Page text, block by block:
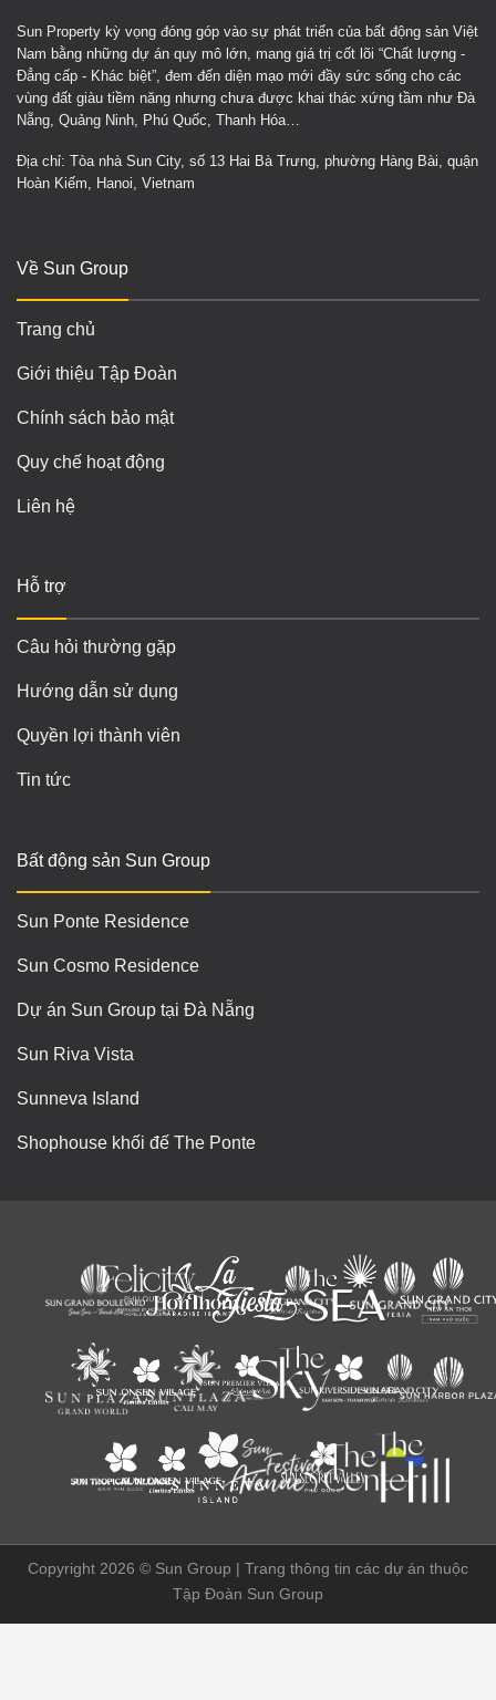
Sun Property kỳ vọng đóng góp vào sự phát triển của bất động sản Việt
Nam bằng những dự án quy mô lớn, mang giá trị cốt lõi “Chất lượng -
Đẳng cấp - Khác biệt”, đem đến diện mạo mới đầy sức sống cho các
vùng đất giàu tiềm năng nhưng chưa được khai thác xứng tầm như Đà
Nẵng, Quảng Ninh, Phú Quốc, Thanh Hóa…
Địa chỉ: Tòa nhà Sun City, số 13 Hai Bà Trưng, phường Hàng Bài, quận
Hoàn Kiếm, Hanoi, Vietnam
Về Sun Group
Trang chủ
Giới thiệu Tập Đoàn
Chính sách bảo mật
Quy chế hoạt động
Liên hệ
Hỗ trợ
Câu hỏi thường gặp
Hướng dẫn sử dụng
Quyền lợi thành viên
Tin tức
Bất động sản Sun Group
Sun Ponte Residence
Sun Cosmo Residence
Dự án Sun Group tại Đà Nẵng
Sun Riva Vista
Sunneva Island
Shophouse khối đế The Ponte
Copyright 2026 © Sun Group | Trang thông tin các dự án thuộc
Tập Đoàn Sun Group